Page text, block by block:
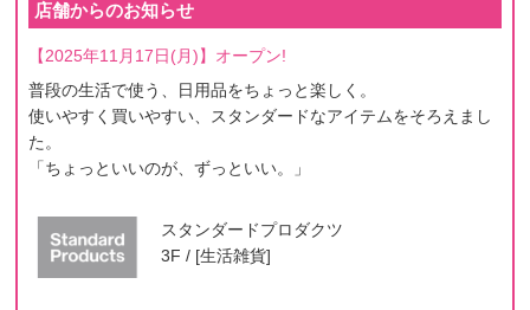
店舗からのお知らせ
【2025年11月17日(月)】オープン!
普段の生活で使う、日用品をちょっと楽しく。
使いやすく買いやすい、スタンダードなアイテムをそろえまし
た。
「ちょっといいのが、ずっといい。」
スタンダードプロダクツ
3F / [生活雑貨]